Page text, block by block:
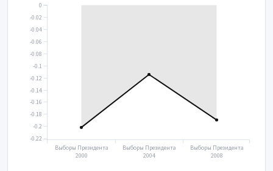
Выборы Президента
2000
Выборы Президента
2004
Выборы Президента
2008
-0.22
-0.2
-0.18
-0.16
-0.14
-0.12
-0.1
-0.08
-0.06
-0.04
-0.02
0